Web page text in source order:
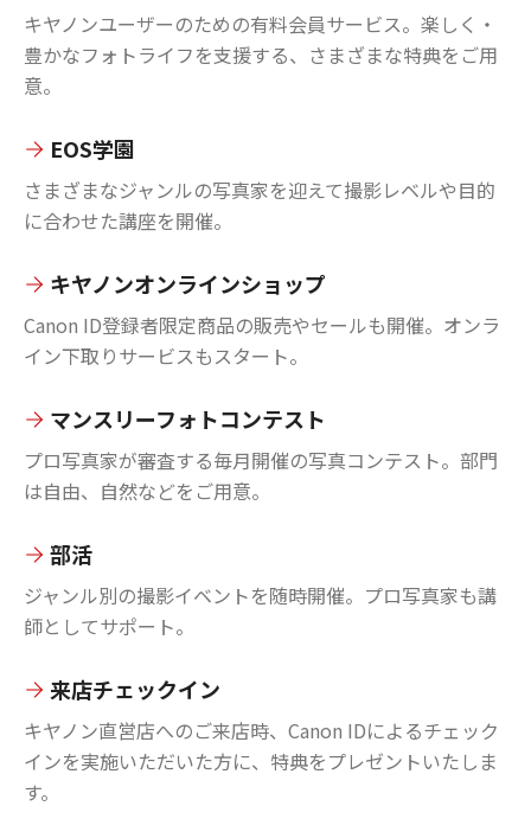
キヤノンユーザーのための有料会員サービス。楽しく・
豊かなフォトライフを支援する、さまざまな特典をご用
意。
EOS学園
さまざまなジャンルの写真家を迎えて撮影レベルや目的
に合わせた講座を開催。
キヤノンオンラインショップ
Canon ID登録者限定商品の販売やセールも開催。オンラ
イン下取りサービスもスタート。
マンスリーフォトコンテスト
プロ写真家が審査する毎月開催の写真コンテスト。部門
は自由、自然などをご用意。
部活
ジャンル別の撮影イベントを随時開催。プロ写真家も講
師としてサポート。
来店チェックイン
キヤノン直営店へのご来店時、Canon IDによるチェック
インを実施いただいた方に、特典をプレゼントいたしま
す。